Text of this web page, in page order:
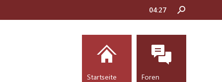
04:27
Startseite Foren